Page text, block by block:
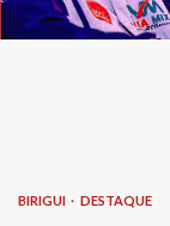
BIRIGUI DESTAQUE